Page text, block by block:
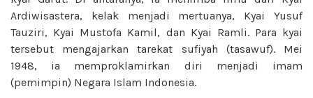
Ardiwisastera, kelak menjadi mertuanya, Kyai Yusuf
Tauziri, Kyai Mustofa Kamil, dan Kyai Ramli. Para kyai
tersebut mengajarkan tarekat sufiyah (tasawuf). Mei
1948, ia memproklamirkan diri menjadi imam
(pemimpin) Negara Islam Indonesia.